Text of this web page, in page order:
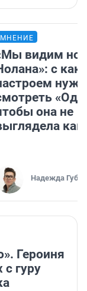
МНЕНИЕ
видим
с
она не
как
Надежда
Героиня
гуру